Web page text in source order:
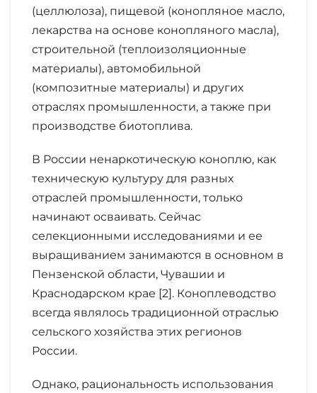
(целлюлоза), пищевой (конопляное масло,
лекарства на основе конопляного масла),
строительной (теплоизоляционные
материалы), автомобильной
(композитные материалы) и других
отраслях промышленности, а также при
производстве биотоплива.
В России ненаркотическую коноплю, как
техническую культуру для разных
отраслей промышленности, только
начинают осваивать. Сейчас
селекционными исследованиями и ее
выращиванием занимаются в основном в
Пензенской области, Чувашии и
Краснодарском крае [2]. Коноплеводство
всегда являлось традиционной отраслью
сельского хозяйства этих регионов
России.
Однако, рациональность использования